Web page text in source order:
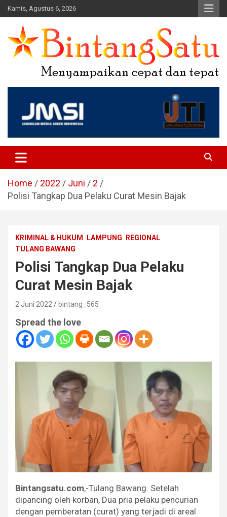
Skip
to
content
Kamis, Agustus 6, 2026
Portal Berita Nasional dan
Regional
Home 2022 Juni
2
Polisi Tangkap Dua Pelaku Curat Mesin Bajak
KRIMINAL & HUKUM LAMPUNG
REGIONAL
TULANG BAWANG
Polisi Tangkap Dua Pelaku
Curat Mesin Bajak
2 Juni 2022 bintang_565
Spread the love
Bintangsatu.com,-Tulang Bawang. Setelah
dipancing oleh korban, Dua pria pelaku pencurian
dengan pemberatan (curat) yang terjadi di areal